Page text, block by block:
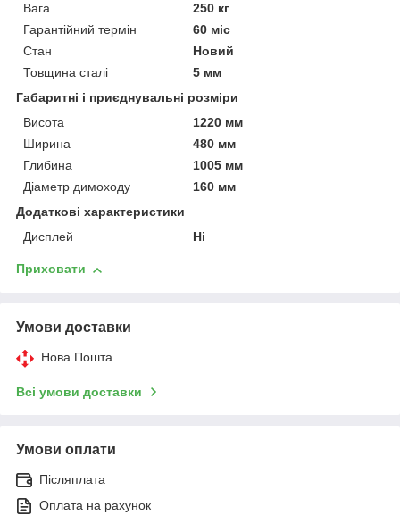
Вага
250 кг
Гарантійний термін
60 міс
Стан
Новий
Товщина сталі
5 мм
Габаритні і приєднувальні розміри
Висота
1220 мм
Ширина
480 мм
Глибина
1005 мм
Діаметр димоходу
160 мм
Додаткові характеристики
Дисплей
Ні
Приховати
Умови доставки
Нова Пошта
Всі умови доставки
Умови оплати
Післяплата
Оплата на рахунок